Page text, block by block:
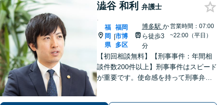
澁谷 和利 弁護士
.
福
岡
県
|
福岡
市博
多区
博多駅 か
ら徒歩3
分
営業時間：07:00
~22:00（平日）
【初回相談無料】【刑事事件：年間相
談件数200件以上】刑事事件はスピード
が重要です。使命感を持って刑事弁護